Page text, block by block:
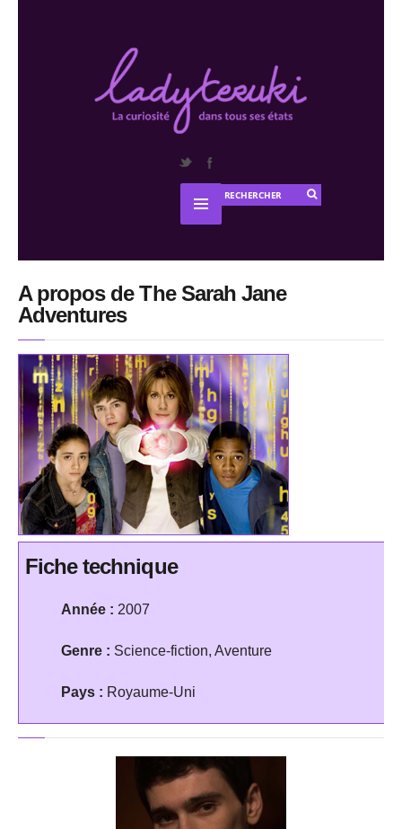
A propos de The Sarah Jane
Adventures
Fiche technique
Année : 2007
Genre : Science-fiction, Aventure
Pays : Royaume-Uni